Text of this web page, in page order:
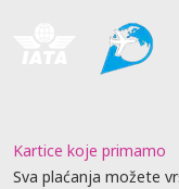
Kartice koje primamo
Sva plaćanja možete